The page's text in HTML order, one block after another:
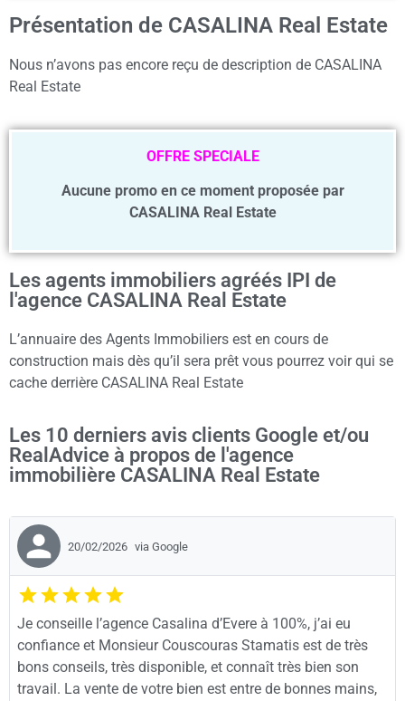
Présentation de CASALINA Real Estate
Nous n’avons pas encore reçu de description de CASALINA
Real Estate
OFFRE SPECIALE
Aucune promo en ce moment proposée par
CASALINA Real Estate
Les agents immobiliers agréés IPI de
l'agence CASALINA Real Estate
L’annuaire des Agents Immobiliers est en cours de
construction mais dès qu’il sera prêt vous pourrez voir qui se
cache derrière CASALINA Real Estate
Les 10 derniers avis clients Google et/ou
RealAdvice à propos de l'agence
immobilière CASALINA Real Estate
20/02/2026 via Google
Je conseille l’agence Casalina d’Evere à 100%, j’ai eu
confiance et Monsieur Couscouras Stamatis est de très
bons conseils, très disponible, et connaît très bien son
travail. La vente de votre bien est entre de bonnes mains,